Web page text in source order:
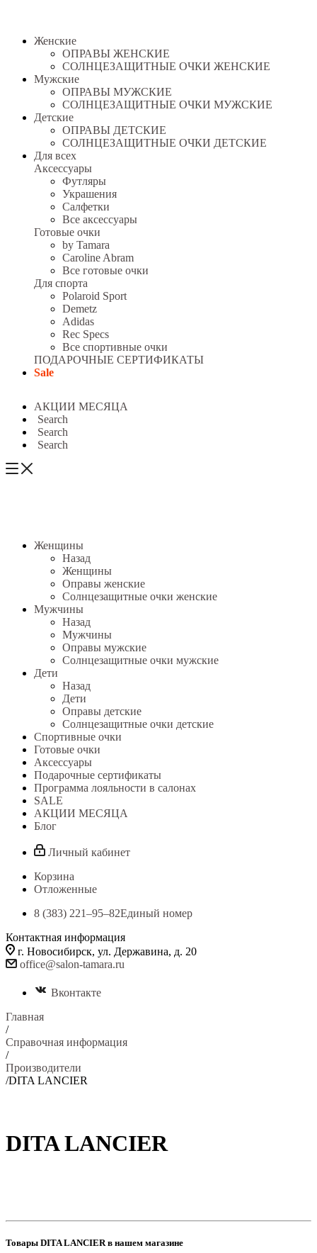
Женские
ОПРАВЫ ЖЕНСКИЕ
СОЛНЦЕЗАЩИТНЫЕ ОЧКИ ЖЕНСКИЕ
Мужские
ОПРАВЫ МУЖСКИЕ
СОЛНЦЕЗАЩИТНЫЕ ОЧКИ МУЖСКИЕ
Детские
ОПРАВЫ ДЕТСКИЕ
СОЛНЦЕЗАЩИТНЫЕ ОЧКИ ДЕТСКИЕ
Для всех
Аксессуары
Футляры
Украшения
Салфетки
Все аксессуары
Готовые очки
by Tamara
Caroline Abram
Все готовые очки
Для спорта
Polaroid Sport
Demetz
Adidas
Rec Specs
Все спортивные очки
ПОДАРОЧНЫЕ СЕРТИФИКАТЫ
Sale
АКЦИИ МЕСЯЦА
Search
Search
Search
Женщины
Назад
Женщины
Оправы женские
Солнцезащитные очки женские
Мужчины
Назад
Мужчины
Оправы мужские
Солнцезащитные очки мужские
Дети
Назад
Дети
Оправы детские
Солнцезащитные очки детские
Спортивные очки
Готовые очки
Аксессуары
Подарочные сертификаты
Программа лояльности в салонах
SALE
АКЦИИ МЕСЯЦА
Блог
Личный кабинет
Корзина
Отложенные
8 (383) 221‒95‒82Единый номер
Контактная информация
г. Новосибирск, ул. Державина, д. 20
office@salon-tamara.ru
Вконтакте
Главная
/
Справочная информация
/
Производители
/DITA LANCIER
DITA LANCIER
Товары DITA LANCIER в нашем магазине